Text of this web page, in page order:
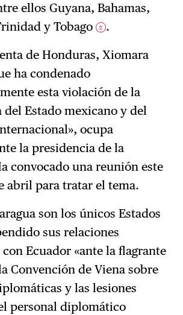
ellos Guyana, Bahamas,
y Tobago
2 .
de Honduras, Xiomara
ha condenado
esta violación de la
del Estado mexicano y del
ocupa
la presidencia de la
convocado una reunión este
abril para tratar el tema.
son los únicos Estados
sus relaciones
Ecuador «ante la flagrante
Convención de Viena sobre
y las lesiones
personal diplomático